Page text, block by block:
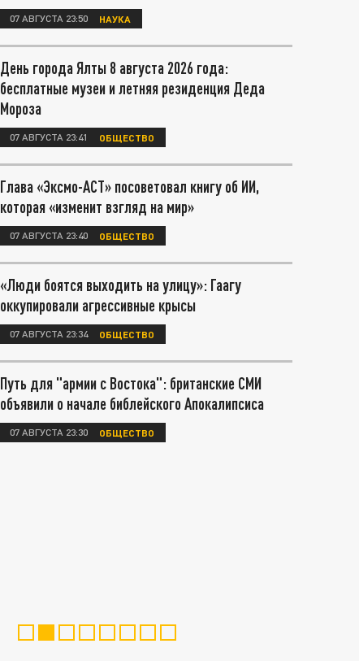
07 АВГУСТА 23:50 НАУКА
День города Ялты 8 августа 2026 года:
бесплатные музеи и летняя резиденция Деда
Мороза
07 АВГУСТА 23:41 ОБЩЕСТВО
Глава «Эксмо-АСТ» посоветовал книгу об ИИ,
которая «изменит взгляд на мир»
07 АВГУСТА 23:40 ОБЩЕСТВО
«Люди боятся выходить на улицу»: Гаагу
оккупировали агрессивные крысы
07 АВГУСТА 23:34 ОБЩЕСТВО
Путь для "армии с Востока": британские СМИ
объявили о начале библейского Апокалипсиса
07 АВГУСТА 23:30 ОБЩЕСТВО